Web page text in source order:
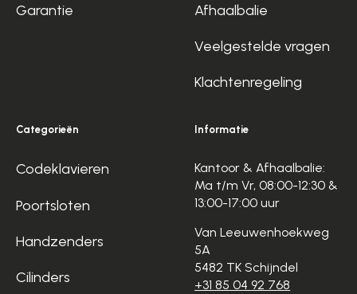
Garantie Afhaalbalie
Veelgestelde vragen
Klachtenregeling
Categorieën
Codeklavieren
Poortsloten
Handzenders
Cilinders
Informatie
Kantoor & Afhaalbalie:
Ma t/m Vr, 08:00-12:30 &
13:00-17:00 uur
Van Leeuwenhoekweg
5A
5482 TK Schijndel
+31 85 04 92 768